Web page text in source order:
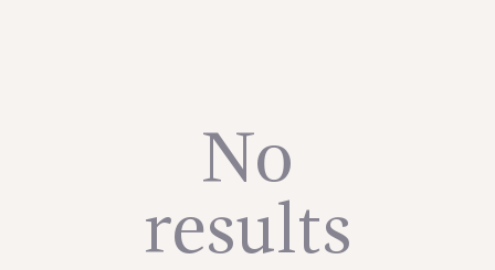
КОНТАКТЫNo
results